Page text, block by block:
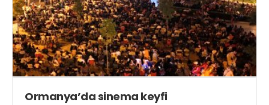
Ormanya’da sinema keyfi